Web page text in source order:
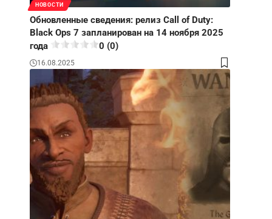
НОВОСТИ
Обновленные сведения: релиз Call of Duty:
Black Ops 7 запланирован на 14 ноября 2025
года
0 (0)
16.08.2025